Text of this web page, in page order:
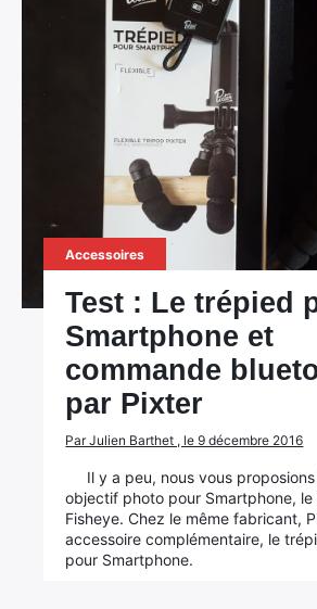
Accessoires
Test : Le trépied
Smartphone et
commande
par Pixter
Par Julien Barthet , le 9 décembre 2016
Il y a peu, nous vous
objectif photo pour Smartphone, le
Fisheye. Chez le même fabricant,
accessoire complémentaire, le
pour Smartphone.